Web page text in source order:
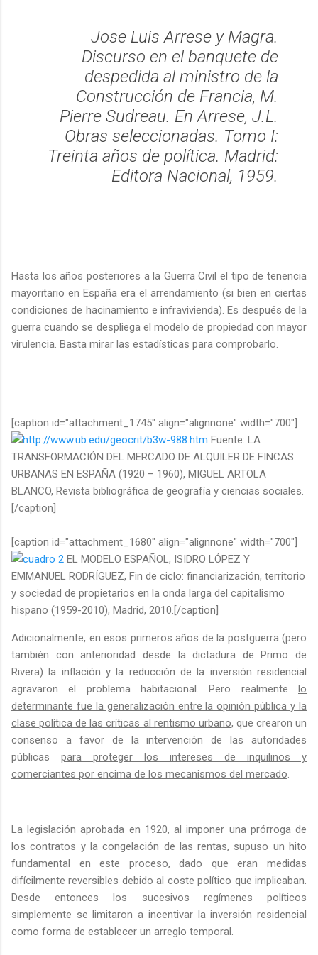
Jose Luis Arrese y Magra.
Discurso en el banquete de
despedida al ministro de la
Construcción de Francia, M.
Pierre Sudreau. En Arrese, J.L.
Obras seleccionadas. Tomo I:
Treinta años de política. Madrid:
Editora Nacional, 1959.
Hasta los años posteriores a la Guerra Civil el tipo de tenencia
mayoritario en España era el arrendamiento (si bien en ciertas
condiciones de hacinamiento e infravivienda). Es después de la
guerra cuando se despliega el modelo de propiedad con mayor
virulencia. Basta mirar las estadísticas para comprobarlo.
[caption id="attachment_1745" align="alignnone" width="700"]
Fuente: LA
TRANSFORMACIÓN DEL MERCADO DE ALQUILER DE FINCAS
URBANAS EN ESPAÑA (1920 – 1960), MIGUEL ARTOLA
BLANCO, Revista bibliográfica de geografía y ciencias sociales.
[/caption]
[caption id="attachment_1680" align="alignnone" width="700"]
EL MODELO ESPAÑOL, ISIDRO LÓPEZ Y
EMMANUEL RODRÍGUEZ, Fin de ciclo: financiarización, territorio
y sociedad de propietarios en la onda larga del capitalismo
hispano (1959-2010), Madrid, 2010.[/caption]
Adicionalmente, en esos primeros años de la postguerra (pero
también con anterioridad desde la dictadura de Primo de
Rivera) la inflación y la reducción de la inversión residencial
agravaron el problema habitacional. Pero realmente lo
determinante fue la generalización entre la opinión pública y la
clase política de las críticas al rentismo urbano, que crearon un
consenso a favor de la intervención de las autoridades
públicas para proteger los intereses de inquilinos y
comerciantes por encima de los mecanismos del mercado
La legislación aprobada en 1920, al imponer una prórroga de
los contratos y la congelación de las rentas, supuso un hito
fundamental en este proceso, dado que eran medidas
difícilmente reversibles debido al coste político que implicaban.
Desde entonces los sucesivos regímenes políticos
simplemente se limitaron a incentivar la inversión residencial
como forma de establecer un arreglo temporal.